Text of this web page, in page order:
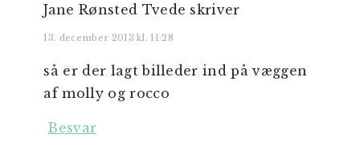
Jane Rønsted Tvede skriver
13. december 2013 kl. 11:28
så er der lagt billeder ind på væggen
af molly og rocco
Besvar